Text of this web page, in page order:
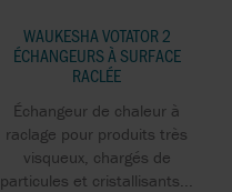
WAUKESHA VOTATOR 2
ÉCHANGEURS À SURFACE
RACLÉE
Échangeur de chaleur à
raclage pour produits très
visqueux, chargés de
particules et cristallisants...